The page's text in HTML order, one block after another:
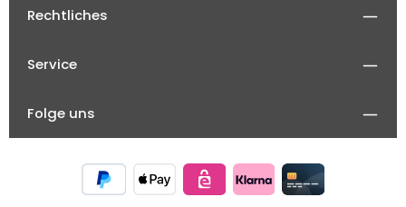
Rechtliches
Service
Folge uns